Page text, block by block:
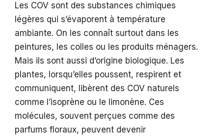
Les COV sont des substances chimiques
légères qui s’évaporent à température
ambiante. On les connaît surtout dans les
peintures, les colles ou les produits ménagers.
Mais ils sont aussi d’origine biologique. Les
plantes, lorsqu’elles poussent, respirent et
communiquent, libèrent des COV naturels
comme l’isoprène ou le limonène. Ces
molécules, souvent perçues comme des
parfums floraux, peuvent devenir